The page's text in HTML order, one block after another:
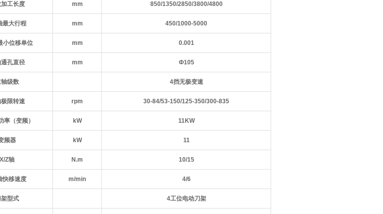
工长度 mm 850/1350/2850/3800/4800
最大行程 mm 450/1000-5000
小位移单位 mm 0.001
孔直径 mm Ф105
级数 4挡无极变速
限转速 rpm 30-84/53-150/125-350/300-835
率（变频） kW 11KW
频器 kW 11
X/Z轴 N.m 10/15
快移速度 m/min 4/6
架型式 4工位电动刀架